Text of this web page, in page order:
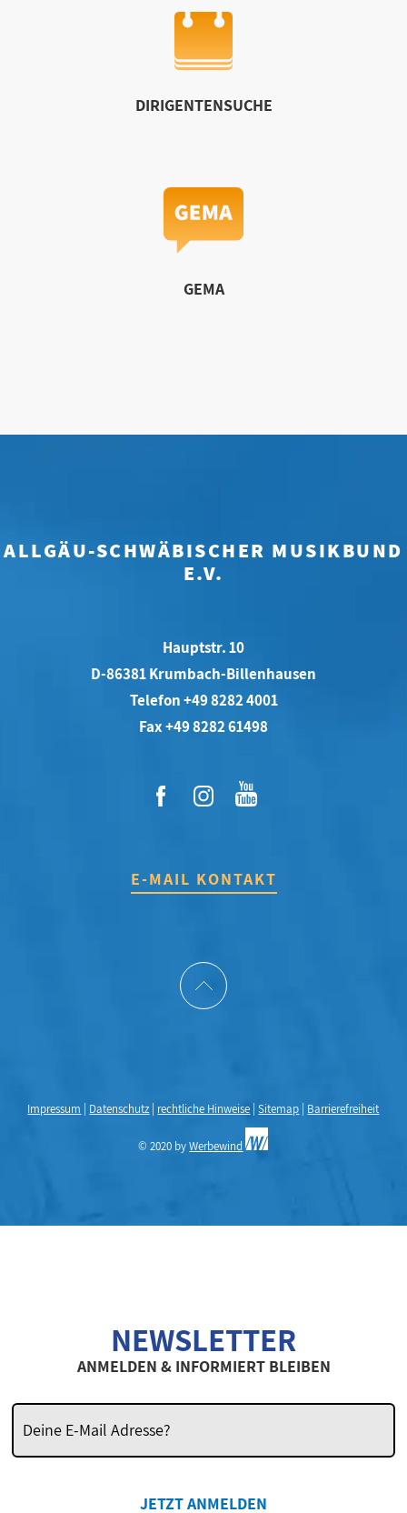
DIRIGENTENSUCHE
GEMA
ALLGÄU-SCHWÄBISCHER MUSIKBUND
E.V.
Hauptstr. 10
D-86381 Krumbach-Billenhausen
Telefon +49 8282 4001
Fax +49 8282 61498
E-MAIL KONTAKT
Impressum Datenschutz rechtliche Hinweise |Sitemap Barrierefreiheit
© 2020 byWerbewind
NEWSLETTER
ANMELDEN & INFORMIERT BLEIBEN
JETZT ANMELDEN